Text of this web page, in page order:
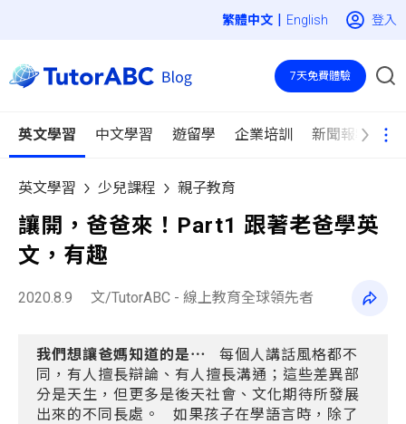
| English 登入
英文學習 中文學習 遊留學 企業培訓 新聞報導
7天免費體驗
英文學習 少兒課程 親子教育
讓開，爸爸來！Part1 跟著老爸學英
文，有趣
2020.8.9 文/TutorABC - 線上教育全球領先者
我們想讓爸媽知道的是⋯ 每個人講話風格都不
同，有人擅長辯論、有人擅長溝通；這些差異部
分是天生，但更多是後天社會、文化期待所發展
出來的不同長處。 如果孩子在學語言時，除了